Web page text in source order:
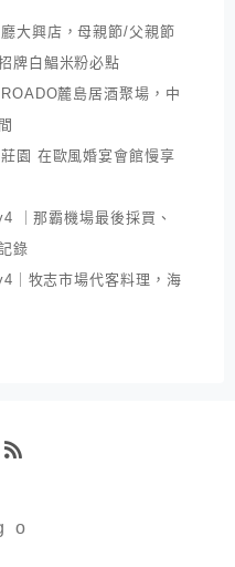
大興店，母親節/父親節
牌白鯧米粉必點
麓島居酒聚場，中
園 在歐風婚宴會館慢享
｜那霸機場最後採買、
錄
｜牧志市場代客料理，海